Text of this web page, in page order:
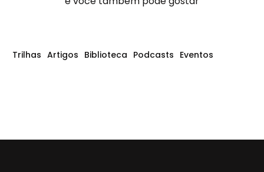
Trilhas Artigos Biblioteca Podcasts Eventos